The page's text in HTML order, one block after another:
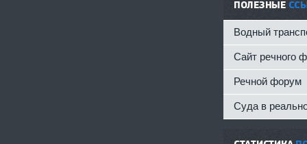
ПОЛЕЗНЫЕ
Водный
Сайт речного
Речной форум
Суда в